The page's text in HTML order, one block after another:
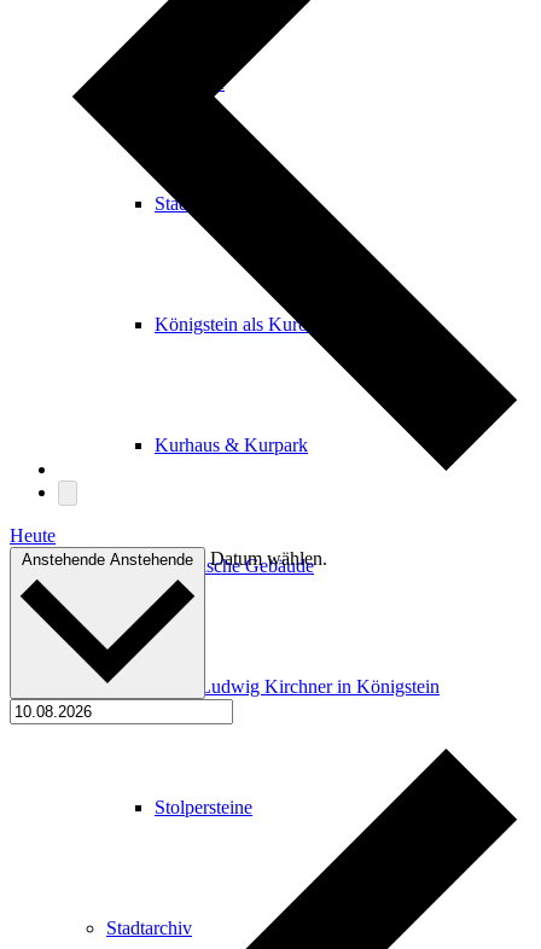
Stadtgeschichte
Stadtgeschichte
Königstein als Kurort
Kurhaus & Kurpark
Historische Gebäude
Ernst Ludwig Kirchner in Königstein
Stolpersteine
Stadtarchiv
Heute
Anstehende Anstehende Datum wählen.